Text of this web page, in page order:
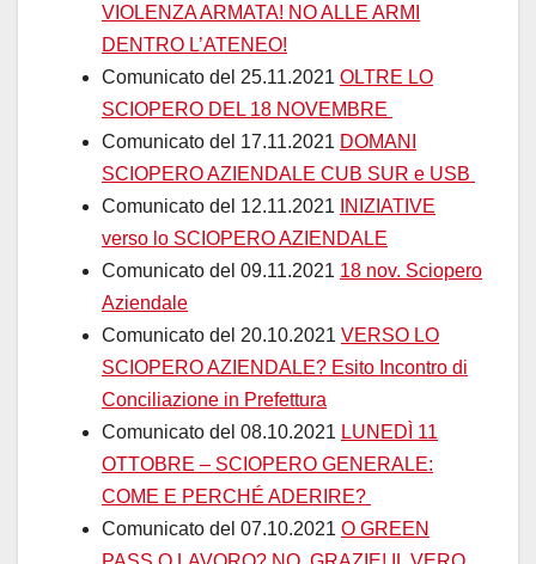
VIOLENZA ARMATA! NO ALLE ARMI
DENTRO L’ATENEO!
Comunicato del 25.11.2021 OLTRE LO
SCIOPERO DEL 18 NOVEMBRE
Comunicato del 17.11.2021 DOMANI
SCIOPERO AZIENDALE CUB SUR e USB
Comunicato del 12.11.2021
INIZIATIVE
verso lo SCIOPERO AZIENDALE
Comunicato del 09.11.2021 18 nov. Sciopero
Aziendale
Comunicato del 20.10.2021 VERSO LO
SCIOPERO AZIENDALE? Esito Incontro di
Conciliazione in Prefettura
Comunicato del 08.10.2021 LUNEDÌ 11
OTTOBRE – SCIOPERO GENERALE:
COME E PERCHÉ ADERIRE?
Comunicato del 07.10.2021 O GREEN